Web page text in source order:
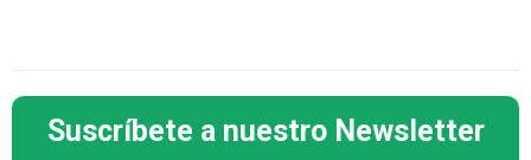
Suscríbete a nuestro Newsletter